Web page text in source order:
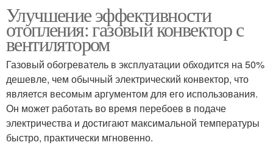
Улучшение эффективности
отопления: газовый конвектор с
вентилятором
Газовый обогреватель в эксплуатации обходится на 50%
дешевле, чем обычный электрический конвектор, что
является весомым аргументом для его использования.
Он может работать во время перебоев в подаче
электричества и достигают максимальной температуры
быстро, практически мгновенно.